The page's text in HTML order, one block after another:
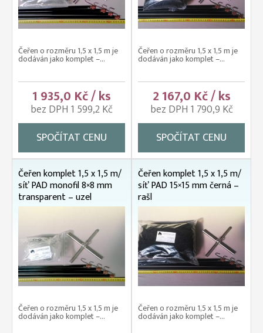
Čeřen o rozměru 1,5 x 1,5 m je
dodáván jako komplet –...
1 935,0 Kč / ks
bez DPH 1 599,2 Kč
SPOČÍTAT CENU
Čeřen o rozměru 1,5 x 1,5 m je
dodáván jako komplet –...
2 167,0 Kč / ks
bez DPH 1 790,9 Kč
SPOČÍTAT CENU
Čeřen komplet 1,5 x 1,5 m/
síť PAD monofil 8×8 mm
transparent – uzel
Čeřen o rozměru 1,5 x 1,5 m je
dodáván jako komplet –...
Čeřen komplet 1,5 x 1,5 m/
síť PAD 15×15 mm černá –
rašl
Čeřen o rozměru 1,5 x 1,5 m je
dodáván jako komplet –...